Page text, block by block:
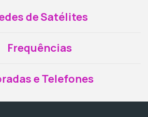
de Satélites
Frequências
e Telefones